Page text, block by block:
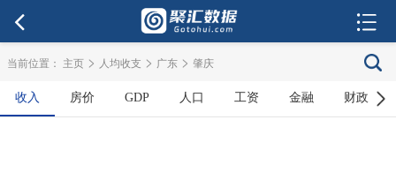
当前位置： 主页 > 人均收支 > 广东 > 肇庆
收入 房价 GDP 人口 工资 金融 财政